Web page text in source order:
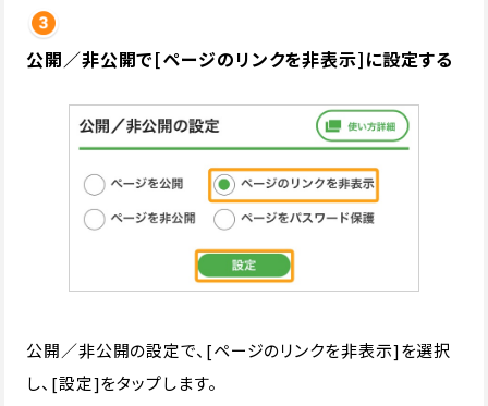
公開／非公開で[ページのリンクを非表示]に設定する
公開／非公開の設定で、[ページのリンクを非表示]を選択
し、[設定]をタップします。